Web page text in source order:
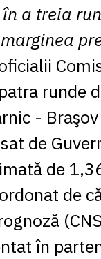
a treia
runde
-
de
de
de
în